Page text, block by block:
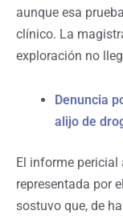
aunque esa
clínico. La
exploración no
Denuncia
alijo de
El informe
representada por
sostuvo que, de